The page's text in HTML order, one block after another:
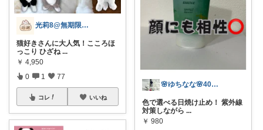
光莉8@無期限休止中。
猫好きさんに大人気！こころほ
っこり ひざね ...
￥ 4,950
0 1 77
コレ いいね
🌸ゆちなな🌸40代コスパ美容🌸
色で選べる日焼け止め！ 紫外線
対策しながら ...
￥ 980